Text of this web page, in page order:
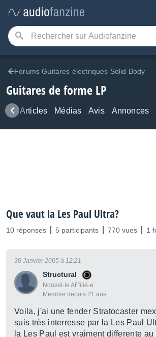
Forums Guitares électriques Solid Body
Guitares de forme LP
Articles Médias Avis Annonces
Que vaut la Les Paul Ultra?
10 réponses 5 participants 770 vues 1
Structural
Nouvel·le AFfilié·e
Membre depuis 21 ans
30 Janvier 2005 à 12:21
Voila, j'ai une fender Stratocaster
suis très interresse par la Les Paul
la Les Paul est vraiment differente